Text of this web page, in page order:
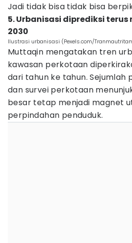
Jadi tidak bisa tidak bisa
5. Urbanisasi diprediksi
2030
Ilustrasi urbanisasi (Pexels.com/
Muttaqin mengatakan tren
kawasan perkotaan
dari tahun ke tahun. Sejumlah
dan survei perkotaan
besar tetap menjadi magnet
perpindahan penduduk.